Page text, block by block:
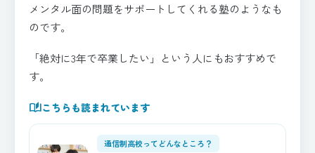
メンタル面の問題をサポートしてくれる塾のようなも
のです。
「絶対に3年で卒業したい」という人にもおすすめで
す。
auto_storiesこちらも読まれています
通信制高校ってどんなところ？